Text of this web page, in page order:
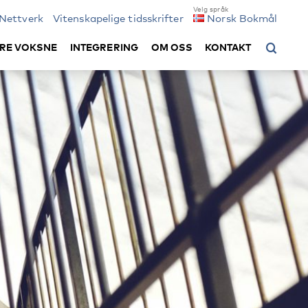
Vitenskapelige tidsskrifter Norsk Bokmål
VOKSNE INTEGRERING OM OSS KONTAKT